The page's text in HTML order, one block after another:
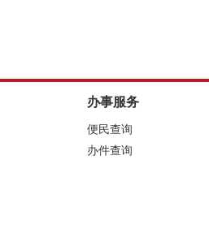
办事服务
便民查询
办件查询